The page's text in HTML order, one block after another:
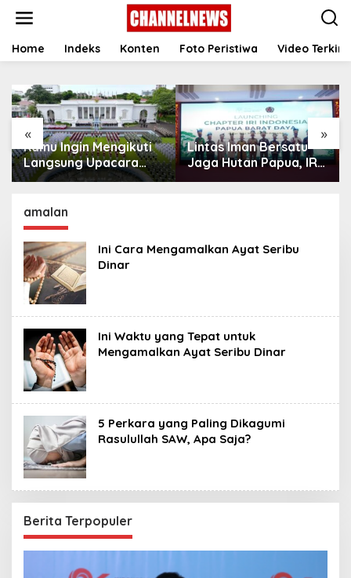
t
Home Indeks Konten Foto Peristiwa Video Terkini
« »
Kamu Ingin Mengikuti
Langsung Upacara
HUT Ke-81
Istana? Ini Link
Pendaftaran Resminya
di Sini
Lintas Iman Bersatu
Jaga Hutan Papua, IRI
Indonesia Resmikan
amalan
Ini Cara Mengamalkan Ayat ‎Seribu
Dinar
Ini Waktu yang Tepat untuk
‎Mengamalkan Ayat Seribu ‎Dinar
5 Perkara yang Paling Dikagumi
Rasulullah SAW, Apa Saja?
Berita Terpopuler